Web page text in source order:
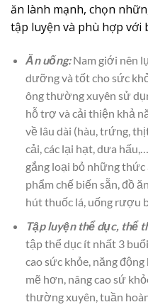
ăn lành mạnh, chọn
tập luyện và phù hợp với
Ăn uống:Nam giới nên
dưỡng và tốt cho sức
ông thường xuyên sử
hỗ trợ và cải thiện khả
về lâu dài (hàu, trứng,
cải, các lại hạt, dưa
gắng loại bỏ những thức
phẩm chế biến sẵn, đồ
hút thuốc lá, uống rượu
Tập luyện thể dục, thể
tập thể dục ít nhất 3
cao sức khỏe, năng
mẽ hơn, nâng cao sứ
thường xuyên, tuần